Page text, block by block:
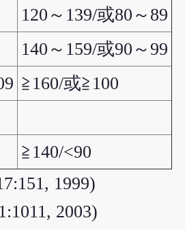
120～139/或80～89
140～159/或90～99
≧160/或≧100
≧140/<90
1999)
2003)